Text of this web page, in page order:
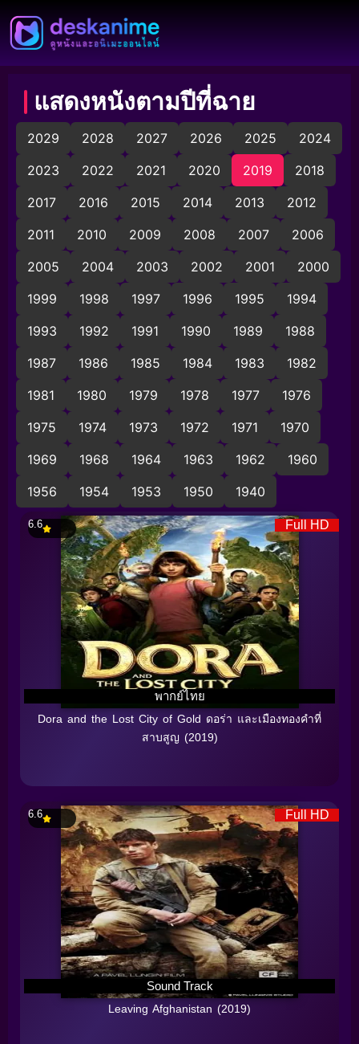
แสดงหนังตามปีที่ฉาย
2029 2028 2027 2026 2025
2024
2023
2022 2021 2020 2019
2018
2017
2016 2015 2014 2013
2012
2011
2010 2009 2008 2007
2006
2005
2004 2003 2002 2001
2000
1999
1998 1997 1996 1995
1994
1993
1992 1991 1990 1989
1988
1987
1986 1985 1984 1983
1982
1981
1980 1979 1978 1977
1976
1975
1974 1973 1972 1971
1970
1969
1968 1964 1963 1962
1960
1956
1954 1953 1950 1940
Full HD
พากย์ไทย
6.6
Dora and the Lost City of Gold ดอร่า และเมืองทองคำที่
สาบสูญ (2019)
Full HD
Sound Track
6.6
Leaving Afghanistan (2019)